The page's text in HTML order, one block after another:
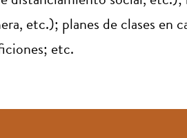
etc.); planes de clases en
etc.